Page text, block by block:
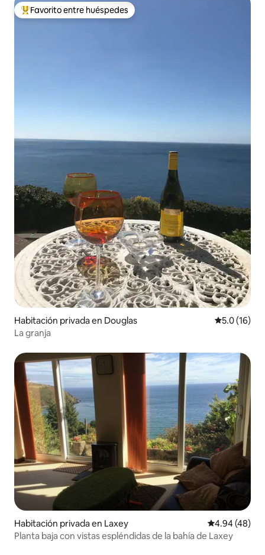
Favorito entre huéspedes preferido
Favorito entre huéspedes
Habitación privada en Douglas Calificación
5.0 (16)
La granja
Habitación privada en Laxey Calificación
4.94 (48)
Planta baja con vistas espléndidas de la bahía de Laxey